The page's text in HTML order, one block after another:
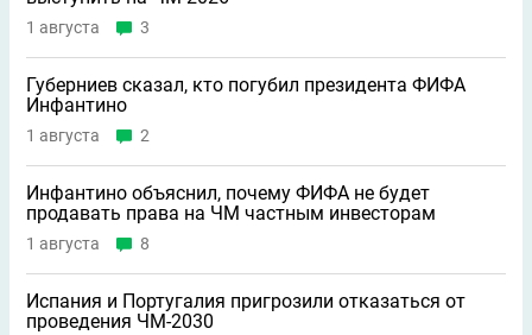
1 августа 3
Губерниев сказал, кто погубил президента ФИФА
Инфантино
1 августа 2
Инфантино объяснил, почему ФИФА не будет
продавать права на ЧМ частным инвесторам
1 августа 8
Испания и Португалия пригрозили отказаться от
проведения ЧМ-2030